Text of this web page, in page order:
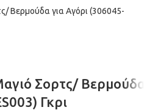
Σορτς/ Βερμούδα
Γκρι